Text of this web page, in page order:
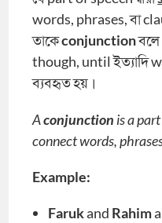
words, phrases, বা
তাকেconjunction
though, until ইত্যাদি
ব্যবহৃত হয়।
Aconjunction is a
connect words,
Example:
Farukand Rahim